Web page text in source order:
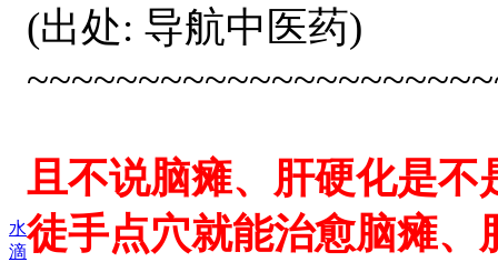
水
滴
(出处: 导航中医药)
且不说脑瘫、肝硬化是
徒手点穴就能治愈脑瘫